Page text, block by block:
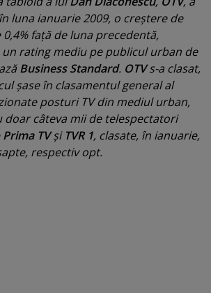
luna ianuarie 2009, o creştere de
faţă de luna precedentă,
rating mediu pe publicul urban de
Business Standard. OTVs-a clasat,
şase în clasamentul general al
posturi TV din mediul urban,
doar câteva mii de telespectatori
Prima TVşi TVR 1, clasate, în ianuarie,
respectiv opt.